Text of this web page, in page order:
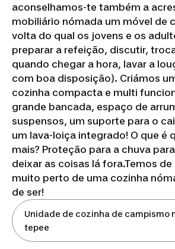
aconselhamos-te também a
mobiliário nómada um móvel de
volta do qual os jovens e os
preparar a refeição, discutir,
quando chegar a hora, lavar a
com boa disposição). Criámos
cozinha compacta e multi
grande bancada, espaço de
suspensos, um suporte para o
um lava-loiça integrado! O que é
mais? Proteção para a chuva
deixar as coisas lá fora.Temos
muito perto de uma cozinha
de ser!
Unidade de cozinha de campismo
tepee